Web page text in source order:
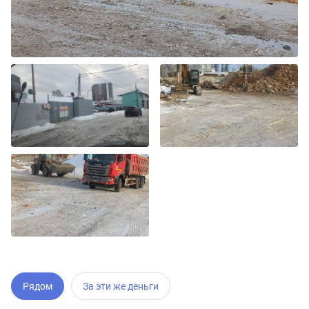
Рядом За эти же деньги